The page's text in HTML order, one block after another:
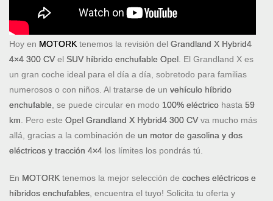
Hoy en MOTORK tenemos la revisión del Grandland X Hybrid4
4×4 300 CVel SUV híbrido enchufable Opel. El Grandland X es
un gran coche ideal para el día a día, sobretodo para familias
numerosos o con niños. Al tratarse de un vehículo híbrido
enchufable, se puede circular en modo 100% eléctrico hasta 59
km. Pero este Opel Grandland X Hybrid4 300 CVva mucho más
allá, gracias a la combinación de un motor de gasolina y dos
eléctricos y tracción 4×4 los límites los pondrás tú.
En MOTORK tenemos la mejor selección de coches eléctricos e
híbridos enchufables, encuentra el tuyo! Solicita tu oferta y